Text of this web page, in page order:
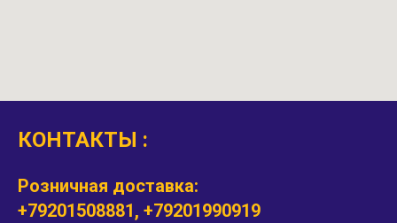
КОНТАКТЫ :
Розничная доставка:
+79201508881, +79201990919